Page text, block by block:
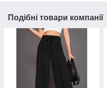
Подібні товари компанії